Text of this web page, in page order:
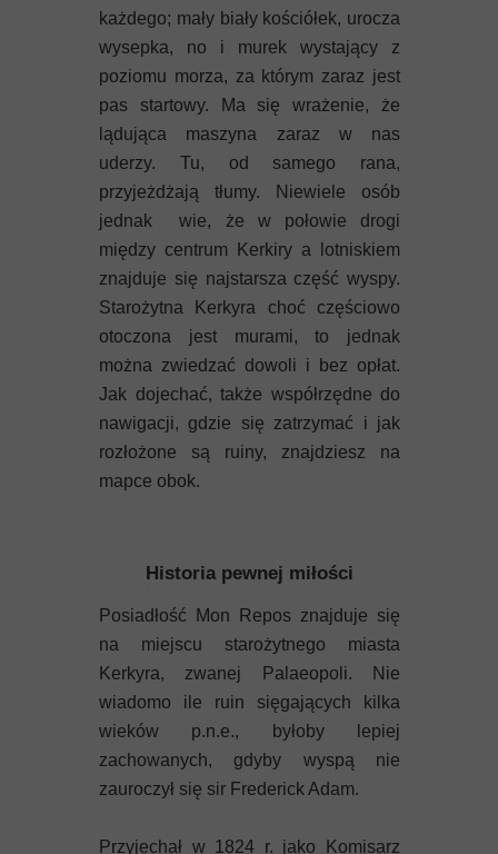
Mykeny
Nisyros
Rodos
Samos
Symi
Thasos
Lanzarote
Historia pewnej miłości
Posiadłość Mon Repos znajduje się
na miejscu starożytnego miasta
Kerkyra, zwanej Palaeopoli. Nie
wiadomo ile ruin sięgających kilka
wieków p.n.e., byłoby lepiej
zachowanych, gdyby wyspą nie
zauroczył się sir Frederick Adam.
Przyjechał w 1824 r. jako Komisarz
każdego; mały biały kościółek, urocza
wysepka, no i murek wystający z
poziomu morza, za którym zaraz jest
pas startowy. Ma się wrażenie, że
lądująca maszyna zaraz w nas
uderzy. Tu, od samego rana,
przyjeżdżają tłumy. Niewiele osób
jednak wie, że w połowie drogi
między centrum Kerkiry a lotniskiem
znajduje się najstarsza część wyspy.
Starożytna Kerkyra choć częściowo
otoczona jest murami, to jednak
można zwiedzać dowoli i bez opłat.
Jak dojechać, także współrzędne do
nawigacji, gdzie się zatrzymać i jak
rozłożone są ruiny, znajdziesz na
mapce obok.